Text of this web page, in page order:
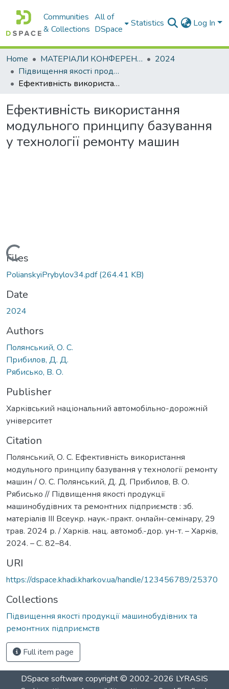
Communities
& Collections
All of
DSpace
Statistics Log In
Home МАТЕРІАЛИ КОНФЕРЕНЦІЙ
2024
Підвищення якості продукції машинобудівних та ремонтних підприємств
Ефективність використання модульного принципу базування у технології ремонту машин
Ефективність використання
модульного принципу базування
у технології ремонту машин
Loading...
Files
PolianskyiPrybylov34.pdf(264.41 KB)
Date
2024
Authors
Полянський, О. С.
Прибилов, Д. Д.
Рябисько, В. О.
Publisher
Харківський національний автомобільно-дорожній
університет
Citation
Полянський, О. С. Ефективність використання
модульного принципу базування у технології ремонту
машин / О. С. Полянський, Д. Д. Прибилов, В. О.
Рябисько // Підвищення якості продукції
машинобудівних та ремонтних підприємств : зб.
матеріалів ІІІ Всеукр. наук.-практ. онлайн-семінару, 29
трав. 2024 р. / Харків. нац. автомоб.-дор. ун-т. – Харкiв,
2024. – С. 82–84.
URI
https://dspace.khadi.kharkov.ua/handle/123456789/25370
Collections
Підвищення якості продукції машинобудівних та
ремонтних підприємств
Full item page
DSpace software copyright © 2002-2026 LYRASIS